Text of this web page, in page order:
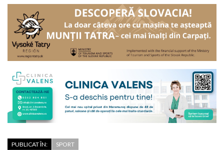
PUBLICAT ÎN: SPORT